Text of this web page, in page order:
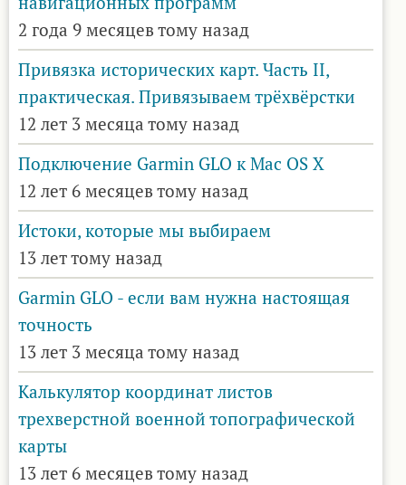
2 года 9 месяцев тому назад
Привязка исторических карт. Часть II,
практическая. Привязываем трёхвёрстки
12 лет 3 месяца тому назад
Подключение Garmin GLO к Mac OS X
12 лет 6 месяцев тому назад
Истоки, которые мы выбираем
13 лет тому назад
Garmin GLO - если вам нужна настоящая
точность
13 лет 3 месяца тому назад
Калькулятор координат листов
трехверстной военной топографической
карты
13 лет 6 месяцев тому назад